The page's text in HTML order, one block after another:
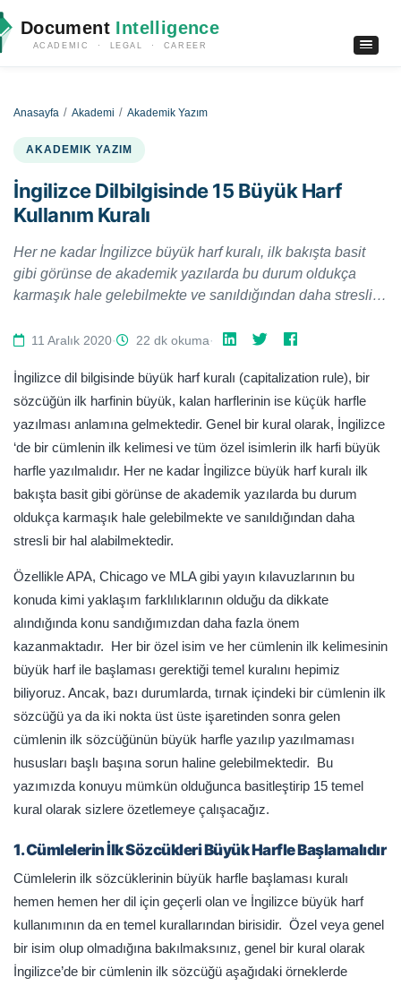
Document Intelligence
ACADEMIC · LEGAL · CAREER
Anasayfa Akademi Akademik Yazım
AKADEMIK YAZIM
İngilizce Dilbilgisinde 15 Büyük Harf
Kullanım Kuralı
Her ne kadar İngilizce büyük harf kuralı, ilk bakışta basit
gibi görünse de akademik yazılarda bu durum oldukça
karmaşık hale gelebilmekte ve sanıldığından daha stresli
olduğunca basitleştirip 15 temel kural olarak sizlere
11 Aralık 2020· 22 dk okuma·
İngilizce dil bilgisinde büyük harf kuralı (capitalization rule), bir
sözcüğün ilk harfinin büyük, kalan harflerinin ise küçük harfle
yazılması anlamına gelmektedir. Genel bir kural olarak, İngilizce
‘de bir cümlenin ilk kelimesi ve tüm özel isimlerin ilk harfi büyük
harfle yazılmalıdır. Her ne kadar İngilizce büyük harf kuralı ilk
bakışta basit gibi görünse de akademik yazılarda bu durum
oldukça karmaşık hale gelebilmekte ve sanıldığından daha
stresli bir hal alabilmektedir.
Özellikle APA, Chicago ve MLA gibi yayın kılavuzlarının bu
konuda kimi yaklaşım farklılıklarının olduğu da dikkate
alındığında konu sandığımızdan daha fazla önem
kazanmaktadır. Her bir özel isim ve her cümlenin ilk kelimesinin
büyük harf ile başlaması gerektiği temel kuralını hepimiz
biliyoruz. Ancak, bazı durumlarda, tırnak içindeki bir cümlenin ilk
sözcüğü ya da iki nokta üst üste işaretinden sonra gelen
cümlenin ilk sözcüğünün büyük harfle yazılıp yazılmaması
hususları başlı başına sorun haline gelebilmektedir. Bu
yazımızda konuyu mümkün olduğunca basitleştirip 15 temel
kural olarak sizlere özetlemeye çalışacağız.
1. Cümlelerin İlk Sözcükleri Büyük Harfle Başlamalıdır
Cümlelerin ilk sözcüklerinin büyük harfle başlaması kuralı
hemen hemen her dil için geçerli olan ve İngilizce büyük harf
kullanımının da en temel kurallarından birisidir. Özel veya genel
bir isim olup olmadığına bakılmaksınız, genel bir kural olarak
İngilizce’de bir cümlenin ilk sözcüğü aşağıdaki örneklerde